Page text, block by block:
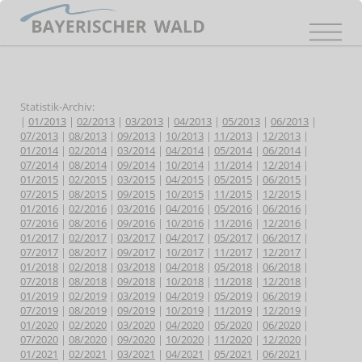
Statistik-Archiv:
| 01/2013 | 02/2013 | 03/2013 | 04/2013 | 05/2013 | 06/2013 |
07/2013 | 08/2013 | 09/2013 | 10/2013 | 11/2013 | 12/2013 |
01/2014 | 02/2014 | 03/2014 | 04/2014 | 05/2014 | 06/2014 |
07/2014 | 08/2014 | 09/2014 | 10/2014 | 11/2014 | 12/2014 |
01/2015 | 02/2015 | 03/2015 | 04/2015 | 05/2015 | 06/2015 |
07/2015 | 08/2015 | 09/2015 | 10/2015 | 11/2015 | 12/2015 |
01/2016 | 02/2016 | 03/2016 | 04/2016 | 05/2016 | 06/2016 |
07/2016 | 08/2016 | 09/2016 | 10/2016 | 11/2016 | 12/2016 |
01/2017 | 02/2017 | 03/2017 | 04/2017 | 05/2017 | 06/2017 |
07/2017 | 08/2017 | 09/2017 | 10/2017 | 11/2017 | 12/2017 |
01/2018 | 02/2018 | 03/2018 | 04/2018 | 05/2018 | 06/2018 |
07/2018 | 08/2018 | 09/2018 | 10/2018 | 11/2018 | 12/2018 |
01/2019 | 02/2019 | 03/2019 | 04/2019 | 05/2019 | 06/2019 |
07/2019 | 08/2019 | 09/2019 | 10/2019 | 11/2019 | 12/2019 |
01/2020 | 02/2020 | 03/2020 | 04/2020 | 05/2020 | 06/2020 |
07/2020 | 08/2020 | 09/2020 | 10/2020 | 11/2020 | 12/2020 |
01/2021 | 02/2021 | 03/2021 | 04/2021 | 05/2021 | 06/2021 |